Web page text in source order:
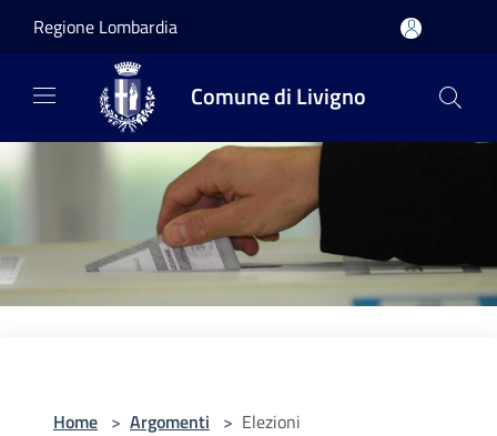
Regione Lombardia
Comune di Livigno
Home > Argomenti > Elezioni